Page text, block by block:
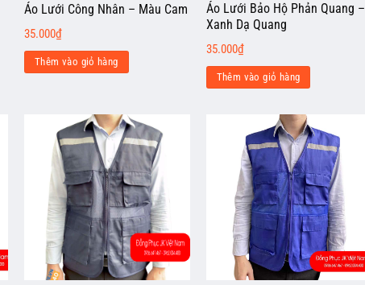
Áo Lưới Công Nhân – Màu Cam
35.000₫
Thêm vào giỏ hàng
Áo Lưới Bảo Hộ Phản Quang –
Xanh Dạ Quang
35.000₫
Thêm vào giỏ hàng